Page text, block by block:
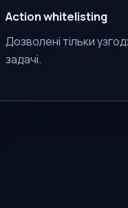
Action whitelisting
Дозволені тільки
задачі.